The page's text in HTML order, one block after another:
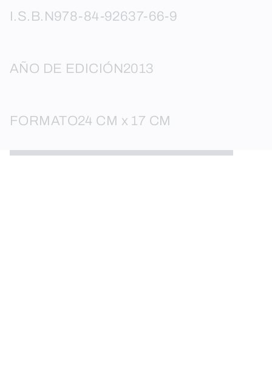
I.S.B.N978-84-92637-66-9
AÑO DE EDICIÓN2013
FORMATO24 CM x 17 CM